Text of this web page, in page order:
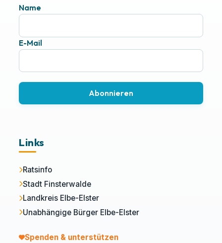
Name
E-Mail
Abonnieren
Links
Ratsinfo
Stadt Finsterwalde
Landkreis Elbe-Elster
Unabhängige Bürger Elbe-Elster
Spenden & unterstützen